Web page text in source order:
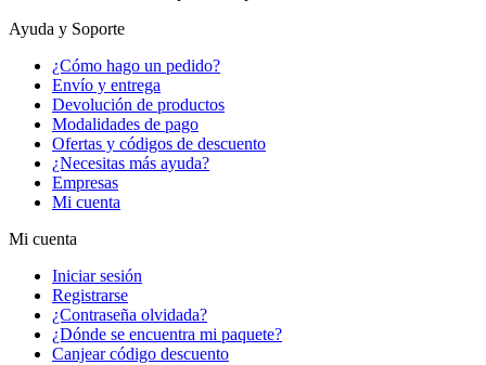
Ayuda y Soporte
¿Cómo hago un pedido?
Envío y entrega
Devolución de productos
Modalidades de pago
Ofertas y códigos de descuento
¿Necesitas más ayuda?
Empresas
Mi cuenta
Mi cuenta
Iniciar sesión
Registrarse
¿Contraseña olvidada?
¿Dónde se encuentra mi paquete?
Canjear código descuento